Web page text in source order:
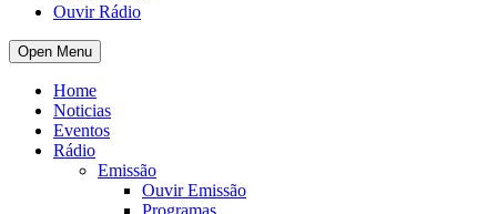
Ouvir Rádio
Open Menu
Home
Noticias
Eventos
Rádio
Emissão
Ouvir Emissão
Programas